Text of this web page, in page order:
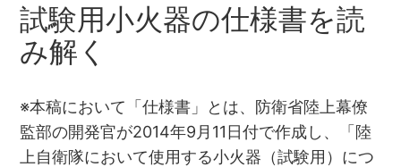
試験用小火器の仕様書を読
み解く
※本稿において「仕様書」とは、防衛省陸上幕僚
監部の開発官が2014年9月11日付で作成し、「陸
上自衛隊において使用する小火器（試験用）につ